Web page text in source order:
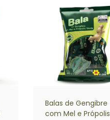
Balas de Gengibre
com Mel e Própolis